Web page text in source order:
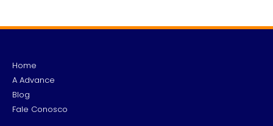
Home
A Advance
Blog
Fale Conosco